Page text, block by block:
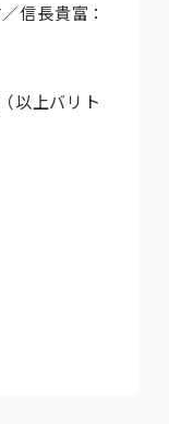
信長貴富：
以上バリト